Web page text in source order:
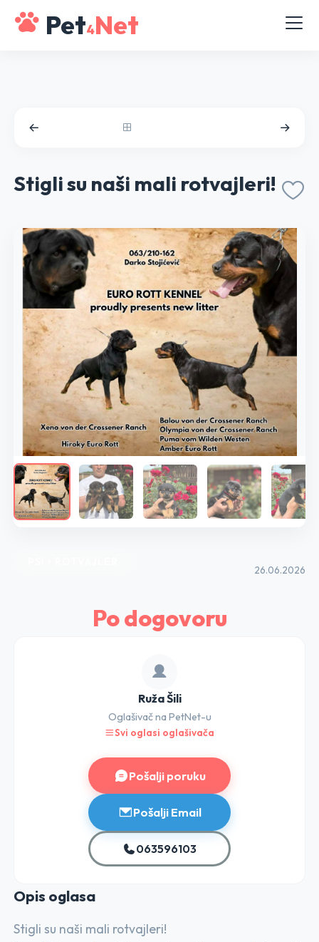
Pet4Net
Stigli su naši mali rotvajleri!
26.06.2026
Po dogovoru
Ruža Šili
Oglašivač na PetNet-u
Svi oglasi oglašivača
Pošalji poruku
Pošalji Email
063596103
Opis oglasa
Stigli su naši mali rotvajleri!